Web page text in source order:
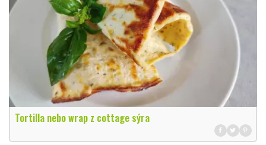
Tortilla nebo wrap z cottage sýra